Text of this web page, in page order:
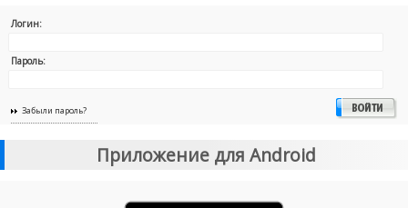
Логин:
Пароль:
Забыли пароль?
Приложение для Android